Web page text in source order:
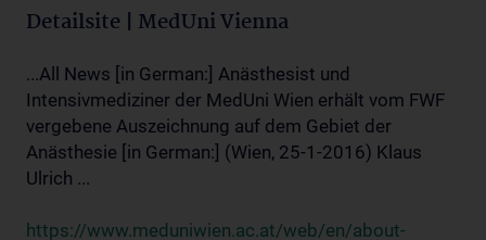
Detailsite | MedUni Vienna
...All News [in German:] Anästhesist und
Intensivmediziner der MedUni Wien erhält vom FWF
vergebene Auszeichnung auf dem Gebiet der
Anästhesie [in German:] (Wien, 25-1-2016) Klaus
Ulrich ...
https://www.meduniwien.ac.at/web/en/about-